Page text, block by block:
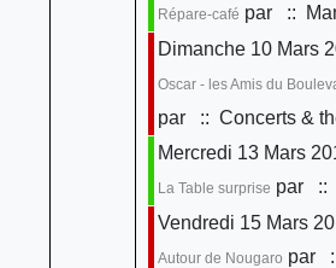
Répare-café par
::
Dimanche 10 Mars
Oscar - les Amis du
par
:: Concerts &
Mercredi 13 Mars
La Table surprise par
::
Vendredi 15 Mars
Autour de Nougaro par